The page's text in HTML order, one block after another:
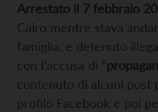
Arrestato il 7 febbraio
Cairo mentre stava
famiglia, e detenuto
con l’accusa di “
contenuto di alcuni post
profilo Facebook e poi